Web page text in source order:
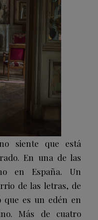
siente que está
En una de las
en España. Un
de las letras, de
es un edén en
Más de cuatro